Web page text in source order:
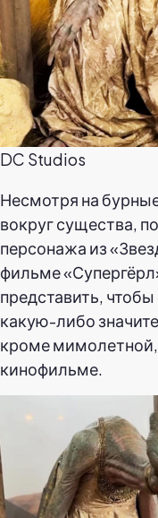
DC Studios
Несмотря на
вокруг существа,
персонажа из
фильме
представить,
какую-либо
кроме
кинофильме.